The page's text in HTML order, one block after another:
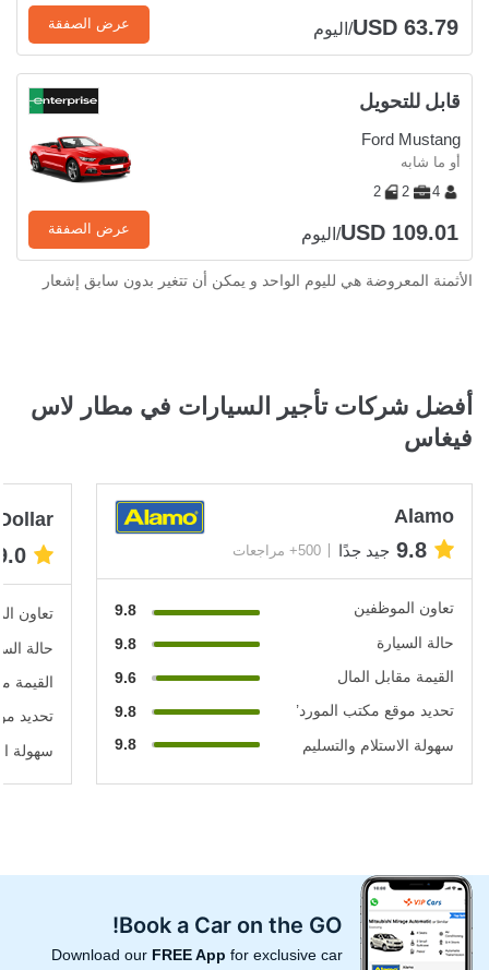
USD 63.79/اليوم عرض الصفقة
قابل للتحويل
Ford Mustang
أو ما شابه
4
2
2
USD 109.01/اليوم عرض الصفقة
الأثمنة المعروضة هي لليوم الواحد و يمكن أن تتغير بدون سابق إشعار
أفضل شركات تأجير السيارات في مطار لاس
فيغاس
Alamo
9.8 جيد جدًا 500+ مراجعات
تعاون الموظفين
9.8
حالة السيارة
9.8
القيمة مقابل المال
9.6
تحديد موقع مكتب المورد’
9.8
سهولة الاستلام والتسليم
9.8
تعاون
حالة
القيمة
تحديد
سهولة
Book a Car on the GO!
Download our FREE App for exclusive car